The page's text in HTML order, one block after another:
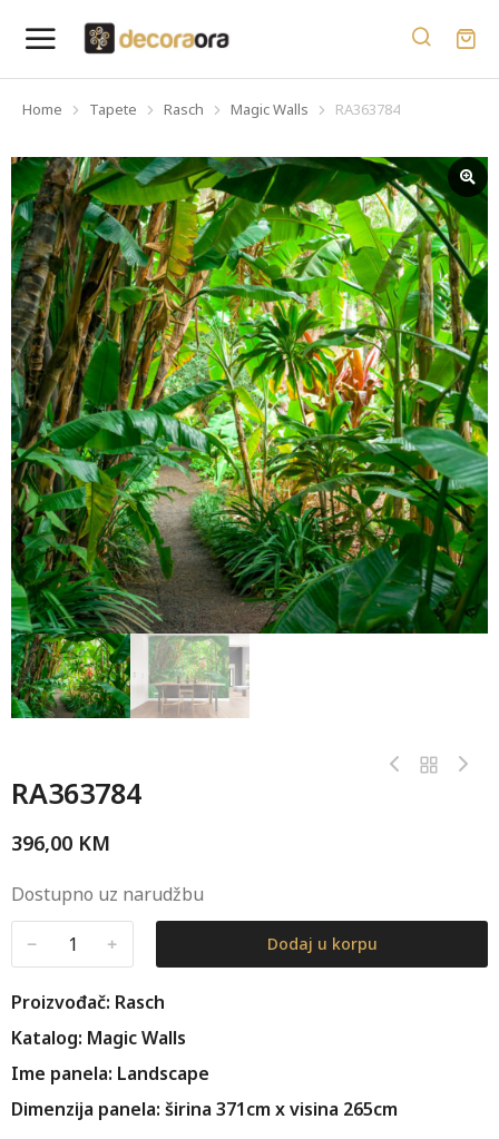
You are here:
Home Tapete Rasch Magic Walls RA363784
RA363784
396,00 KM
Dostupno uz narudžbu
﹣ ﹢ Dodaj u korpu
Proizvođač: Rasch
Katalog: Magic Walls
Ime panela: Landscape
Dimenzija panela: širina 371cm x visina 265cm